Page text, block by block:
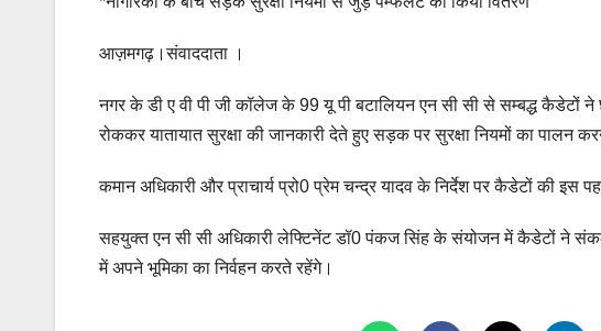
आज़मगढ़।संवाददाता ।
नगर के डी ए वी पी जी कॉलेज के 99 यू पी बटालियन एन सी सी से सम्बद्ध कैडेटों ने
रोककर यातायात सुरक्षा की जानकारी देते हुए सड़क पर सुरक्षा नियमों का पालन
कमान अधिकारी और प्राचार्य प्रो0 प्रेम चन्द्र यादव के निर्देश पर कैडेटों की
सहयुक्त एन सी सी अधिकारी लेफ्टिनेंट डॉ0 पंकज सिंह के संयोजन में कैडेटों ने
में अपने भूमिका का निर्वहन करते रहेंगे।